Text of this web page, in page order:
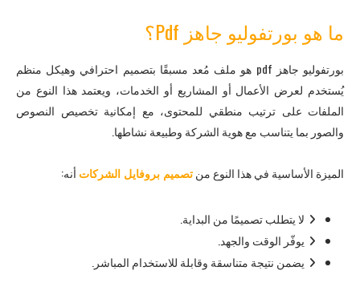
ما هو بورتفوليو جاهز Pdf؟
بورتفوليو جاهز pdf هو ملف مُعد مسبقًا بتصميم احترافي وهيكل منظم
يُستخدم لعرض الأعمال أو المشاريع أو الخدمات، ويعتمد هذا النوع من
الملفات على ترتيب منطقي للمحتوى، مع إمكانية تخصيص النصوص
والصور بما يتناسب مع هوية الشركة وطبيعة نشاطها.
الميزة الأساسية في هذا النوع منتصميم بروفايل الشركات أنه:
لا يتطلب تصميمًا من البداية.
يوفّر الوقت والجهد.
يضمن نتيجة متناسقة وقابلة للاستخدام المباشر.